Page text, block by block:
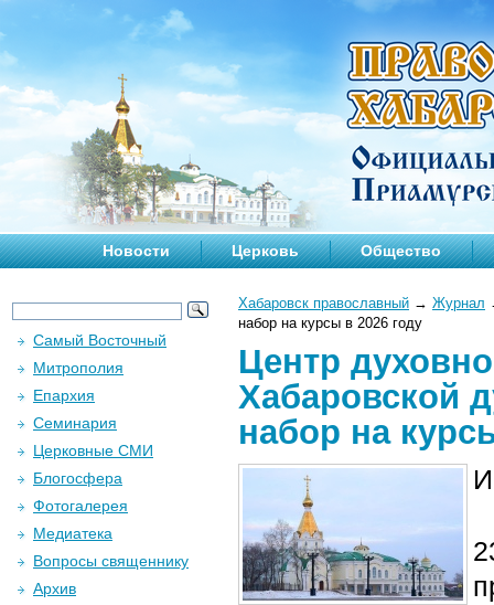
Новости Церковь Общество
Хабаровск православный → Журнал
набор на курсы в 2026 году
Центр
Хабаровской
набор на
Самый Восточный
Митрополия
Епархия
Семинария
Церковные СМИ
Блогосфера
Фотогалерея
Медиатека
Вопросы священнику
Архив